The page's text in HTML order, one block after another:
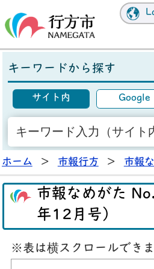
キーワードから探す
サイト内 Google
ホーム > 市報行方 > 市報
市報なめがた
年12月号）
※表は横スクロールできま